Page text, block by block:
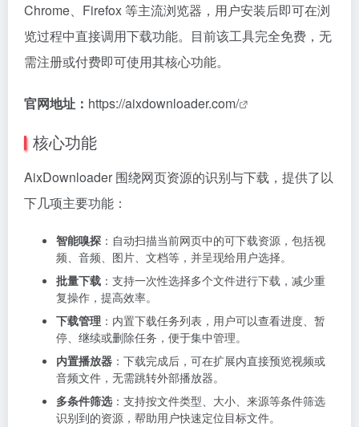
Chrome、Firefox 等主流浏览器，用户安装后即可在浏
览过程中直接调用下载功能。目前该工具完全免费，无
需注册或付费即可使用其核心功能。
官网地址： https://aixdownloader.com/
核心功能
AixDownloader 围绕网页资源的识别与下载，提供了以
下几项主要功能：
智能嗅探 ：自动扫描当前网页中的可下载资源，包括视
频、音频、图片、文档等，并呈现给用户选择。
批量下载 ：支持一次性选择多个文件进行下载，减少重
复操作，提高效率。
下载管理 ：内置下载任务列表，用户可以查看进度、暂
停、继续或删除任务，便于集中管理。
内置播放器 ：下载完成后，可在扩展内直接预览视频或
音频文件，无需跳转外部播放器。
多条件筛选：支持按文件类型、大小、来源等条件筛选
识别到的资源，帮助用户快速定位目标文件。